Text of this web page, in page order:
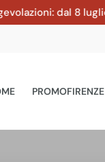
dal 8 luglio
PROMOFIRENZE